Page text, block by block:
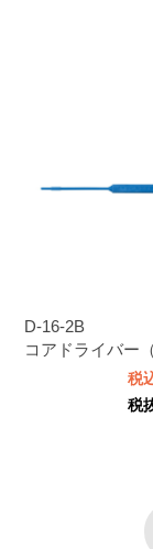
D-16-2B
コアドライバー
税
税